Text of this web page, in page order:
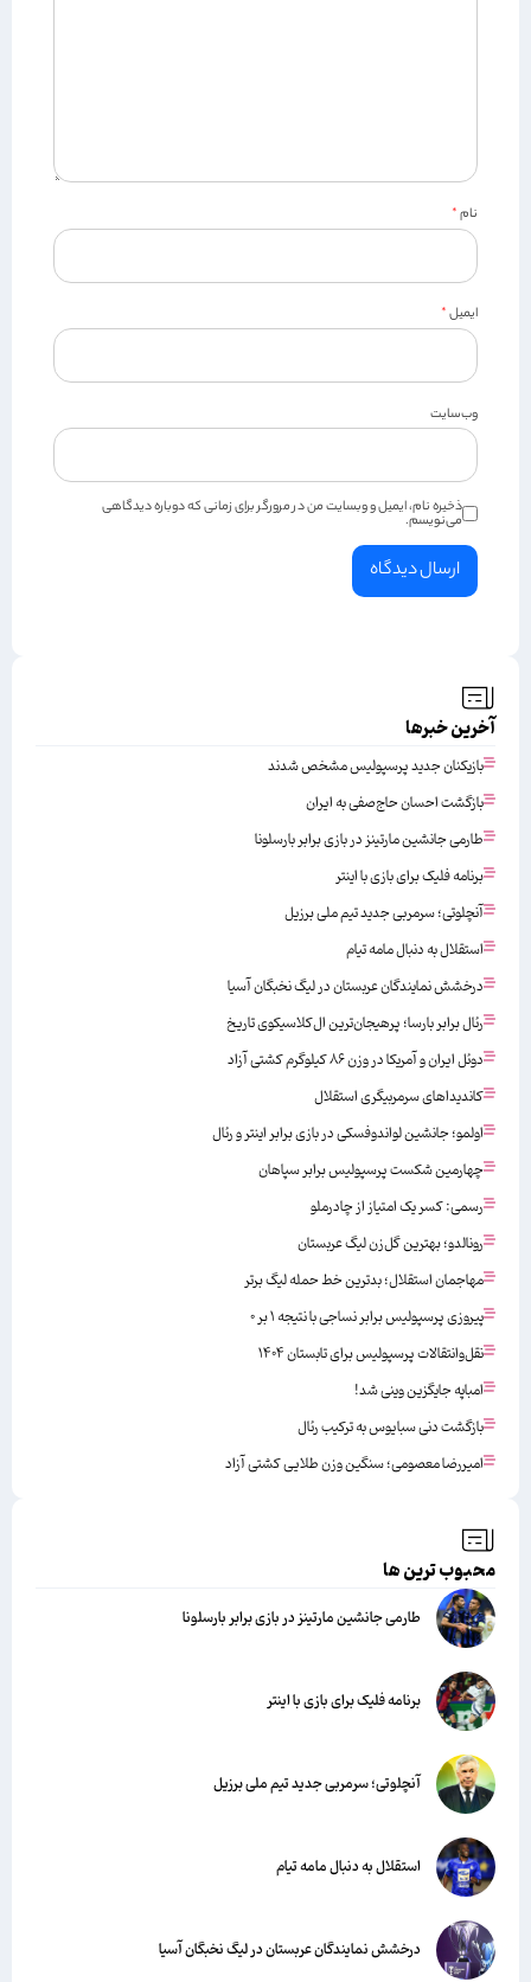
نام*
ایمیل*
وب‌سایت
ذخیره نام، ایمیل و وبسایت من در مرورگر برای زمانی که دوباره دیدگاهی
می‌نویسم.
آخرین خبرها
بازیکنان جدید پرسپولیس مشخص شدند
بازگشت احسان حاج‌صفی به ایران
طارمی جانشین مارتینز در بازی برابر بارسلونا
برنامه فلیک برای بازی با اینتر
آنچلوتی؛ سرمربی جدید تیم ملی برزیل
استقلال به دنبال مامه تیام
درخشش نمایندگان عربستان در لیگ نخبگان آسیا
رئال برابر بارسا؛ پرهیجان‌‌ترین ال‌کلاسیکوی تاریخ
دوئل ایران و آمریکا در وزن ۸۶ کیلوگرم کشتی آزاد
کاندیداهای سرمربیگری استقلال
اولمو؛ جانشین لواندوفسکی در بازی برابر اینتر و رئال
چهارمین شکست پرسپولیس برابر سپاهان
رسمی: کسر یک امتیاز از چادرملو
رونالدو؛ بهترین گل‌زن لیگ عربستان
مهاجمان استقلال؛ بدترین خط حمله لیگ برتر
پیروزی پرسپولیس برابر نساجی با نتیجه ۱ بر ۰
نقل‌وانتقالات پرسپولیس برای تابستان ۱۴۰۴
امباپه جایگزین وینی شد!
بازگشت دنی سبایوس به ترکیب رئال
امیررضا معصومی؛ سنگین وزن طلایی کشتی آزاد
محبوب ترین ها
طارمی جانشین مارتینز در بازی برابر بارسلونا
برنامه فلیک برای بازی با اینتر
آنچلوتی؛ سرمربی جدید تیم ملی برزیل
استقلال به دنبال مامه تیام
درخشش نمایندگان عربستان در لیگ نخبگان آسیا